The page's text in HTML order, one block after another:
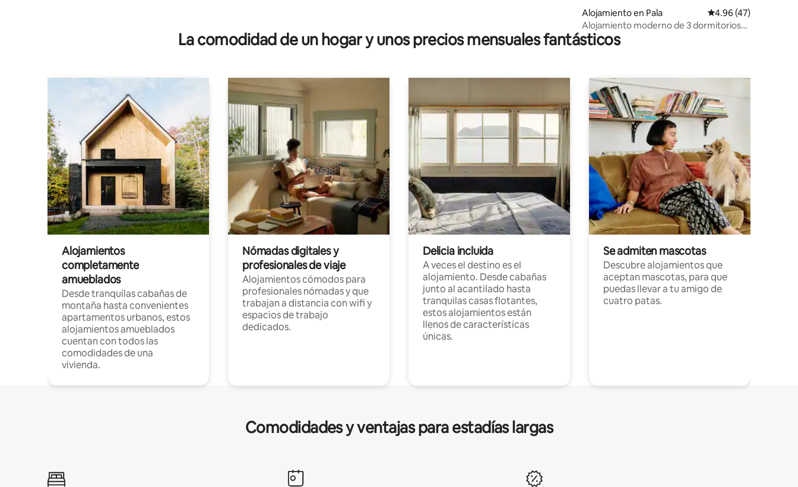
Alojamiento en Pala Calificación
4.96 (47)
Alojamiento moderno de 3 dormitorios
cerca de Pala
La comodidad de un hogar y unos precios mensuales fantásticos
Alojamientos
completamente
amueblados
Desde tranquilas cabañas de
montaña hasta convenientes
apartamentos urbanos, estos
alojamientos amueblados
cuentan con todos las
comodidades de una
vivienda.
Nómadas digitales y
profesionales de viaje
Alojamientos cómodos para
profesionales nómadas y que
trabajan a distancia con wifi y
espacios de trabajo
dedicados.
Delicia incluida
A veces el destino es el
alojamiento. Desde cabañas
junto al acantilado hasta
tranquilas casas flotantes,
estos alojamientos están
llenos de características
únicas.
Se admiten mascotas
Descubre alojamientos que
aceptan mascotas, para que
puedas llevar a tu amigo de
cuatro patas.
Comodidades y ventajas para estadías largas